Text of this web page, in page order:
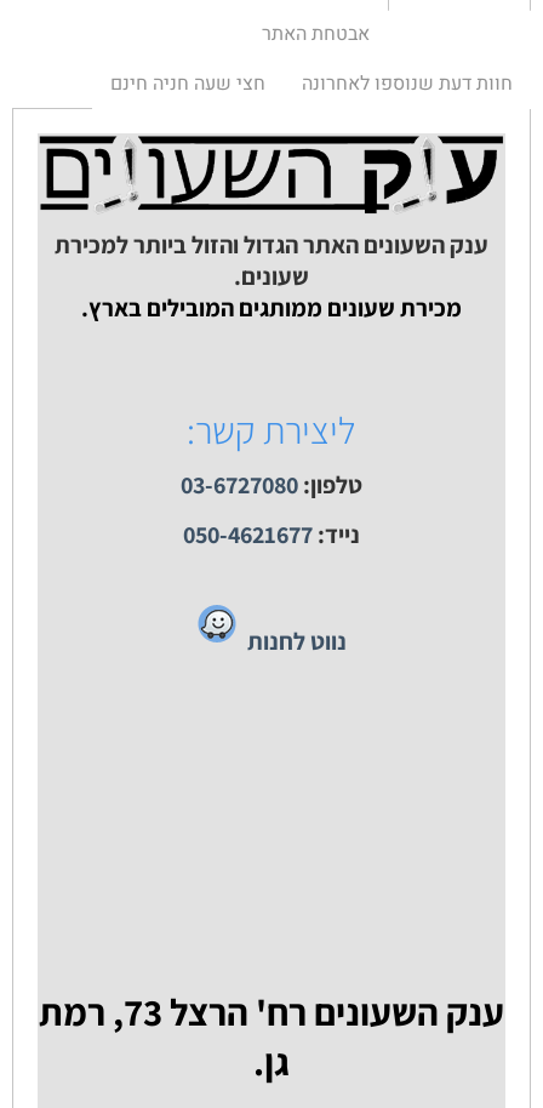
אבטחת האתר
חוות דעת שנוספו לאחרונה
חצי שעה חניה חינם
ענק השעונים האתר הגדול והזול ביותר למכירת
שעונים.
מכירת שעונים ממותגים המובילים בארץ.
ליצירת קשר:
טלפון:03-6727080
נייד:050-4621677
נווט לחנות
ענק השעונים רח' הרצל 73, רמת
גן.